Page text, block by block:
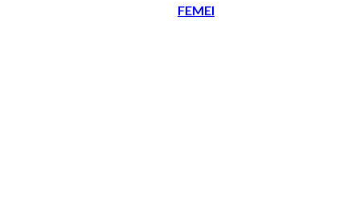
FEMEI